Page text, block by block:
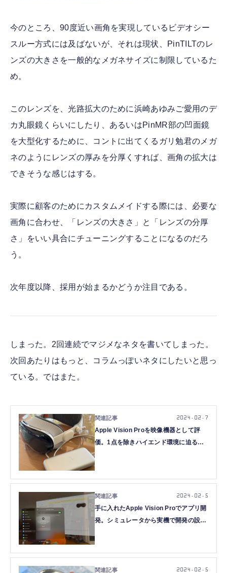
今のところ、90度近い画角を実現しているビデオシー
スルー方式には及ばないが、それは現状、PinTILTのレ
ンズの大きさを一般的なメガネサイズに制限しているた
め。
このレンズを、光路拡大のために浜崎あゆみご愛用のデ
カ丸眼鏡くらいにしたり、あるいはPinMR部の凹面鏡
を大型化するために、コントに出てくるガリ勉君のメガ
ネのようにレンズの厚みを分厚くすれば、画角の拡大は
できそうな感じはする。
実際に顧客のためにカスタムメイドする際には、必要な
画角に合わせ、「レンズの大きさ」と「レンズの分厚
さ」をいい具合にチューニングすることになるのだろ
う。
次年度以降、採用が始まるかどうか注目である。
しまった。2回連続でマジメなネタを書いてしまった。
次回あたりはもっと、コラムっぽいネタにしたいと思っ
ている。ではまた。
Apple Vision Proを映像機器として評
価。1点を除きハイエンド環境に迫る雰
2024.02.7
手に入れたApple Vision Proでアプリ開
発。シミュレータから実機で開発の設定
2024.02.5
2024.02.5